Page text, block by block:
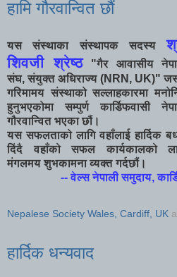
हामि गौरवान्वित छौं
यस संस्थाका संस्थापक सदस्य
शिवजी श्रेष्ठ"गैर आवासीय
संघ, संयुक्त अधिराज्य (NRN, UK)"
गरिमामय संस्थाको सल्लाहकारमा
हुनुभएकोमा सम्पुर्ण कार्डिफवासी
गौरवान्वित भएका छौं।
यस सफलताको लागि वहाँलाई हार्दिक
दिंदै वहाँको सफल कार्यकालको
मंगलमय शुभकामना व्यक्त गर्दछौं।
-- वेल्स नेपाली समुदाय,
Nepalese Society Wales, Cardiff, UK
हार्दिक धन्यवाद